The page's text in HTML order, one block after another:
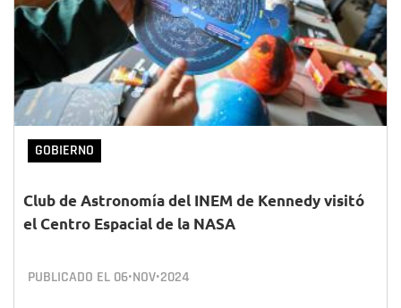
GOBIERNO
Club de Astronomía del INEM de Kennedy visitó
el Centro Espacial de la NASA
PUBLICADO EL 06•NOV•2024